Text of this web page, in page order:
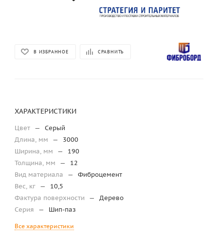
В ИЗБРАННОЕ СРАВНИТЬ
ХАРАКТЕРИСТИКИ
Цвет —
Серый
Длина, мм
—
3000
Ширина, мм
—
190
Толщина, мм
—
12
Вид материала
—
Фиброцемент
Вес, кг —
10,5
Фактура поверхности
—
Дерево
Серия
— Шип-паз
Все характеристики